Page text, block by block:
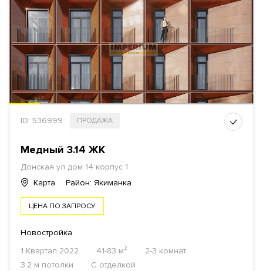
ID: 536999 ПРОДАЖА
Медный 3.14 ЖК
Донская ул дом 14 корпус 1
Карта
Район: Якиманка
ЦЕНА ПО ЗАПРОСУ
Новостройка
1 Квартал 2022
41-83 м²
2-3 комнат
3.2 м потолки
С отделкой